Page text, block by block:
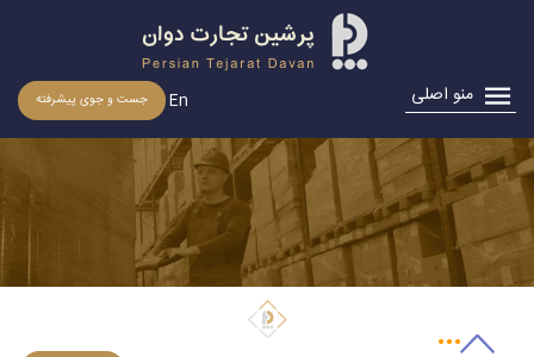
منو اصلی جست و جوی پیشرفته En
ساخت نیروگاه برق آبی ایران و آذربایجان